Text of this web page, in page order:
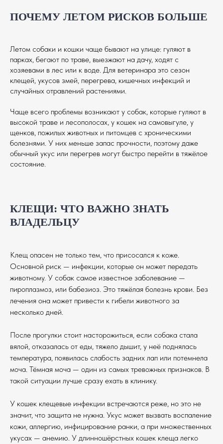
ПОЧЕМУ ЛЕТОМ РИСКОВ БОЛЬШЕ
Летом собаки и кошки чаще бывают на улице: гуляют в
парках, бегают по траве, выезжают на дачу, ходят с
хозяевами в лес или к воде. Для ветеринара это сезон
клещей, укусов змей, перегрева, кишечных инфекций и
случайных отравлений растениями.
Чаще всего проблемы возникают у собак, которые гуляют в
высокой траве и лесополосах, у кошек на самовыгуле, у
щенков, пожилых животных и питомцев с хроническими
болезнями. У них меньше запас прочности, поэтому даже
обычный укус или перегрев могут быстро перейти в тяжёлое
состояние.
КЛЕЩИ: ЧТО ВАЖНО ЗНАТЬ
ВЛАДЕЛЬЦУ
Клещ опасен не только тем, что присосался к коже.
Основной риск — инфекции, которые он может передать
животному. У собак самое известное заболевание —
пироплазмоз, или бабезиоз. Это тяжёлая болезнь крови. Без
лечения она может привести к гибели животного за
несколько дней.
После прогулки стоит насторожиться, если собака стала
вялой, отказалась от еды, тяжело дышит, у неё поднялась
температура, появилась слабость задних лап или потемнела
моча. Тёмная моча — один из самых тревожных признаков. В
такой ситуации лучше сразу ехать в клинику.
У кошек клещевые инфекции встречаются реже, но это не
значит, что защита не нужна. Укус может вызвать воспаление
кожи, аллергию, инфицирование ранки, а при множественных
укусах — анемию. У длинношёрстных кошек клеща легко